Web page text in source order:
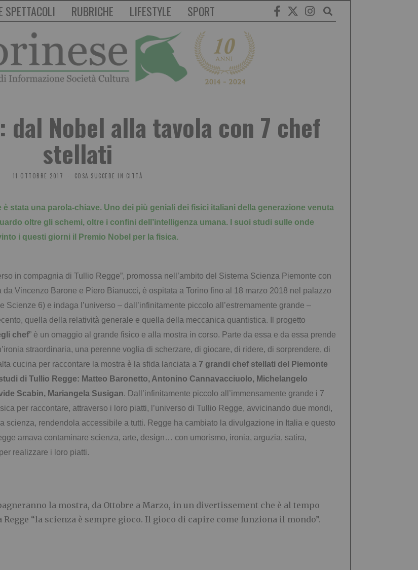
SPETTACOLI RUBRICHE LIFESTYLE SPORT
Nobel alla tavola con 7 chef
stellati
11 OTTOBRE 2017 COSA SUCCEDE IN CITTÀ
stata una parola-chiave. Uno dei più geniali dei fisici italiani della generazione venuta
oltre gli schemi, oltre i confini dell’intelligenza umana. I suoi studi sulle onde
i questi giorni il Premio Nobel per la fisica.
in compagnia di Tullio Regge”, promossa nell’ambito del Sistema Scienza Piemonte con
Vincenzo Barone e Piero Bianucci, è ospitata a Torino fino al 18 marzo 2018 nel palazzo
6) e indaga l’universo – dall’infinitamente piccolo all’estremamente grande –
quella della relatività generale e quella della meccanica quantistica. Il progetto
chef” è un omaggio al grande fisico e alla mostra in corso. Parte da essa e da essa prende
straordinaria, una perenne voglia di scherzare, di giocare, di ridere, di sorprendere, di
cucina per raccontare la mostra è la sfida lanciata a 7 grandi chef stellati del Piemonte
di Tullio Regge: Matteo Baronetto, Antonino Cannavacciuolo, Michelangelo
Scabin, Mariangela Susigan. Dall’infinitamente piccolo all’immensamente grande i 7
per raccontare, attraverso i loro piatti, l’universo di Tullio Regge, avvicinando due mondi,
scienza, rendendola accessibile a tutti. Regge ha cambiato la divulgazione in Italia e questo
amava contaminare scienza, arte, design… con umorismo, ironia, arguzia, satira,
realizzare i loro piatti.
la mostra, da Ottobre a Marzo, in un divertissement che è al tempo
Regge “la scienza è sempre gioco. Il gioco di capire come funziona il mondo”.